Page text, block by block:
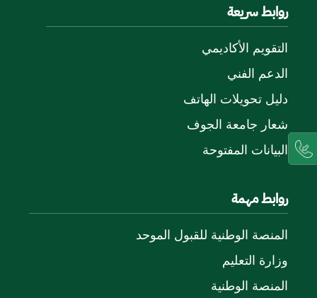
interactروابط سريعة
التقويم الأكاديمي
الدعم الفني
دليل تحويلات الهاتف
شعار جامعة الجوف
البيانات المفتوحة
روابط مهمة
المنصة الوطنية للقبول الموحد
وزارة التعليم
المنصة الوطنية